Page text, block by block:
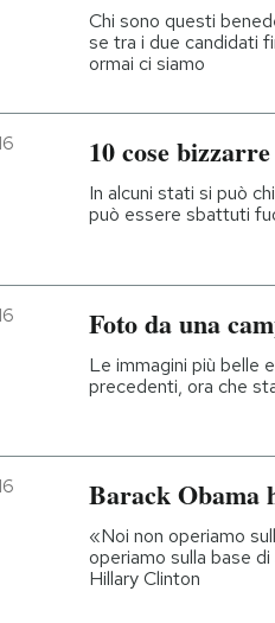
Chi sono questi
se tra i due candidati
ormai ci siamo
10 cose
In alcuni stati si può
può essere sbattuti
Foto da una
Le immagini più belle
precedenti, ora che
Barack Obama
«Noi non operiamo
operiamo sulla base
Hillary Clinton